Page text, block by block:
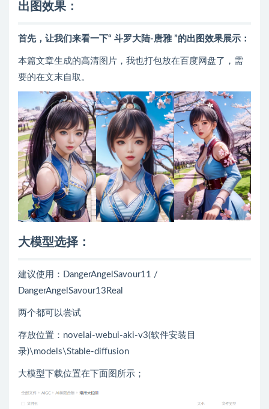
出图效果：
首先，让我们来看一下“ 斗罗大陆-唐雅 ”的出图效果展示：
本篇文章生成的高清图片，我也打包放在百度网盘了，需
要的在文末自取。
大模型选择：
建议使用：DangerAngelSavour11 /
DangerAngelSavour13Real
两个都可以尝试
存放位置：novelai-webui-aki-v3(软件安装目
录)\models\Stable-diffusion
大模型下载位置在下面图所示；